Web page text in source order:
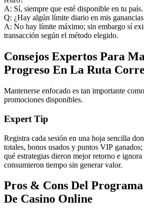
A: Sí, siempre que esté disponible en tu país.
Q: ¿Hay algún límite diario en mis
A: No hay límite máximo; sin embargo sí
transacción según el método elegido.
Consejos Expertos Para
Progreso En La Ruta
Mantenerse enfocado es tan importante
promociones disponibles.
Expert Tip
Registra cada sesión en una hoja sencilla
totales, bonos usados y puntos VIP
qué estrategias dieron mejor retorno e ignora
consumieron tiempo sin generar valor.
Pros & Cons Del
De Casino Online